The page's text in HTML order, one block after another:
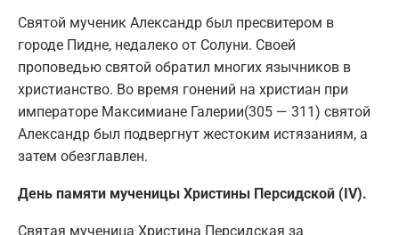
Святой мученик Александр был пресвитером в
городе Пидне, недалеко от Солуни. Своей
проповедью святой обратил многих язычников в
христианство. Во время гонений на христиан при
императоре Максимиане Галерии(305 — 311) святой
Александр был подвергнут жестоким истязаниям, а
затем обезглавлен.
День памяти мученицы Христины Персидской (IV).
Святая мученица Христина Персидская за